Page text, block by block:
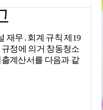
재무 ․회계 규칙 제 19
규정에 의거 창동청소
계산서를 다음과 같